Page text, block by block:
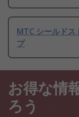
MTC シールドス
プ
お得な情
ろう